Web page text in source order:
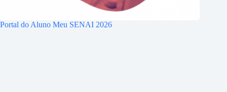
Portal do Aluno Meu SENAI 2026